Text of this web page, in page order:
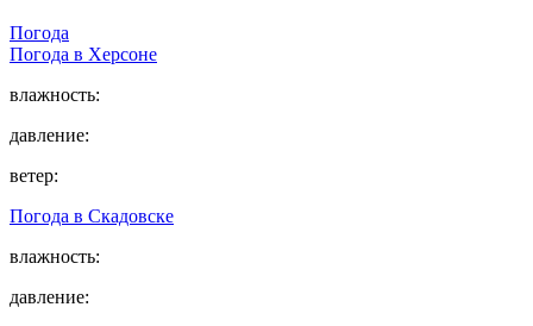
Погода
Погода в Херсоне
влажность:
давление:
ветер:
Погода в Скадовске
влажность:
давление: